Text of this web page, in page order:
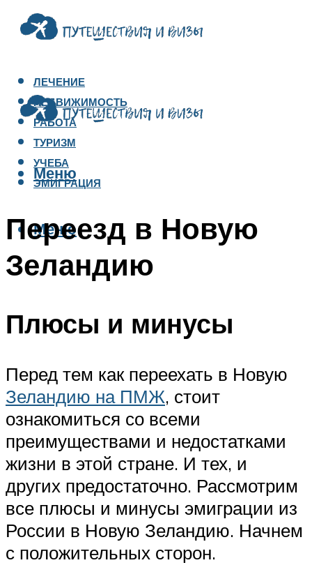
ЛЕЧЕНИЕ
НЕДВИЖИМОСТЬ
РАБОТА
ТУРИЗМ
УЧЕБА
ЭМИГРАЦИЯ
Меню
Меню
Переезд в Новую
Зеландию
Плюсы и минусы
Перед тем как переехать в Новую
Зеландию на ПМЖ, стоит
ознакомиться со всеми
преимуществами и недостатками
жизни в этой стране. И тех, и
других предостаточно. Рассмотрим
все плюсы и минусы эмиграции из
России в Новую Зеландию. Начнем
с положительных сторон.